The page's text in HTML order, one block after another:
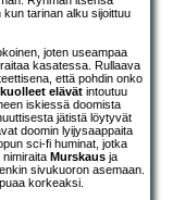
tarinan alku sijoittuu
joten useampaa
kasatessa. Rullaava
että pohdin onko
elävät intoutuu
iskiessä doomista
jätistä löytyvät
doomin lyijysaappaita
sci-fi huminat, jotka
Murskaus ja
sivukuoron asemaan.
korkeaksi.